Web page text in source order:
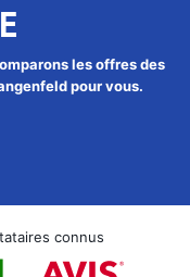
les offres des
pour vous.
connus